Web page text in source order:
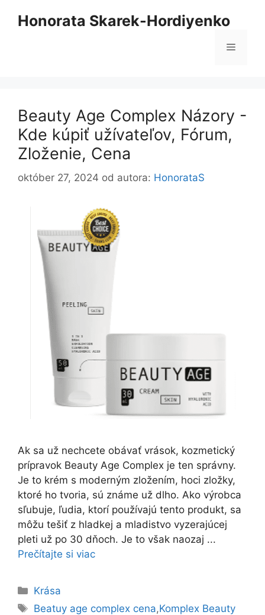
Honorata Skarek-Hordiyenko
Beauty Age Сomplex Názory -
Kde kúpiť užívateľov, Fórum,
Zloženie, Cena
október 27, 2024 od autora: HonorataS
Ak sa už nechcete obávať vrások, kozmetický
prípravok Beauty Age Complex je ten správny.
Je to krém s moderným zložením, hoci zložky,
ktoré ho tvoria, sú známe už dlho. Ako výrobca
sľubuje, ľudia, ktorí používajú tento produkt, sa
môžu tešiť z hladkej a mladistvo vyzerajúcej
pleti už po 30 dňoch. Je to však naozaj ...
Prečítajte si viac
Kategórie
Krása
Značky
Beatuy age complex cena,Komplex Beauty